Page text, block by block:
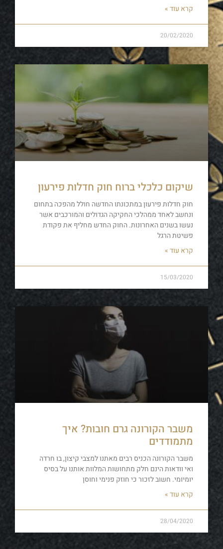
קרא עוד »
20/02/2020
שיקום כלכלי ברוח חוק חדלות פירעון
חוק חדלות פירעון במתכונתו החדשה חולל מהפכה בתחום
ונחשב לאחד ממהלכי החקיקה הגדולים והמורכבים אשר
נעשו בשנים האחרונות. החוק החדש מחליף את פקודת
פשיטת הרגל
קרא עוד »
15/03/2020
משבר הקורונה גרם חובות? איך
מתמודדים
משבר הקורונה הכניס רבים מאתנו למצבי קיצון, בו חרדה
ואי וודאות הינם חלק מתחושות המלוות אותנו על בסיס
יומיומי. חשוב לזכור כי חוזק פנימי וחוסן
קרא עוד »
28/04/2020